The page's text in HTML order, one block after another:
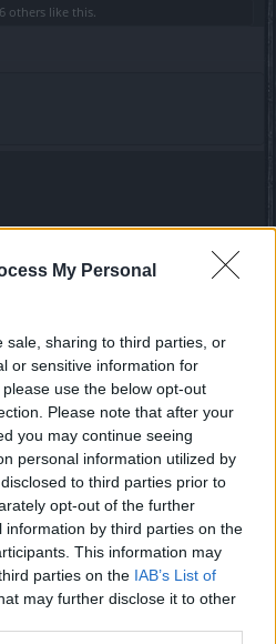
My Personal
sale, sharing to third parties, or
or sensitive information for
use the below opt-out
Please note that after your
you may continue seeing
personal information utilized by
to third parties prior to
opt-out of the further
by third parties on the
This information may
parties on the IAB’s List of
may further disclose it to other
6 others like this.
Last edited:
Aug 28, 2020
3 otherslike this.